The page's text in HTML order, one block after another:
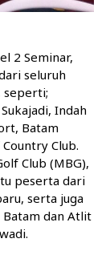
2 Seminar,
seluruh
seperti;
Indah
Batam
Club.
Club (MBG),
peserta dari
serta juga
dan Atlit